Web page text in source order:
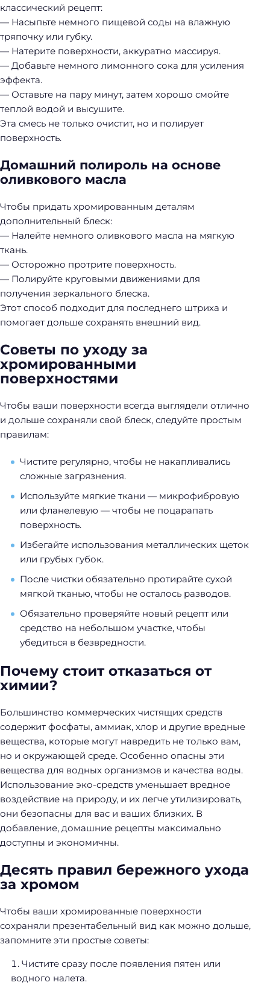
классический рецепт:
— Насыпьте немного пищевой соды на влажную
тряпочку или губку.
— Натерите поверхности, аккуратно массируя.
— Добавьте немного лимонного сока для усиления
эффекта.
— Оставьте на пару минут, затем хорошо смойте
теплой водой и высушите.
Эта смесь не только очистит, но и полирует
поверхность.
Домашний полироль на основе
оливкового масла
Чтобы придать хромированным деталям
дополнительный блеск:
— Налейте немного оливкового масла на мягкую
ткань.
— Осторожно протрите поверхность.
— Полируйте круговыми движениями для
получения зеркального блеска.
Этот способ подходит для последнего штриха и
помогает дольше сохранять внешний вид.
Советы по уходу за
хромированными
поверхностями
Чтобы ваши поверхности всегда выглядели отлично
и дольше сохраняли свой блеск, следуйте простым
правилам:
Чистите регулярно, чтобы не накапливались
сложные загрязнения.
Используйте мягкие ткани — микрофибровую
или фланелевую — чтобы не поцарапать
поверхность.
Избегайте использования металлических щеток
или грубых губок.
После чистки обязательно протирайте сухой
мягкой тканью, чтобы не осталось разводов.
Обязательно проверяйте новый рецепт или
средство на небольшом участке, чтобы
убедиться в безвредности.
Почему стоит отказаться от
химии?
Большинство коммерческих чистящих средств
содержит фосфаты, аммиак, хлор и другие вредные
вещества, которые могут навредить не только вам,
но и окружающей среде. Особенно опасны эти
вещества для водных организмов и качества воды.
Использование эко-средств уменьшает вредное
воздействие на природу, и их легче утилизировать,
они безопасны для вас и ваших близких. В
добавление, домашние рецепты максимально
доступны и экономичны.
Десять правил бережного ухода
за хромом
Чтобы ваши хромированные поверхности
сохраняли презентабельный вид как можно дольше,
запомните эти простые советы:
Чистите сразу после появления пятен или
водного налета.
Н
и
: